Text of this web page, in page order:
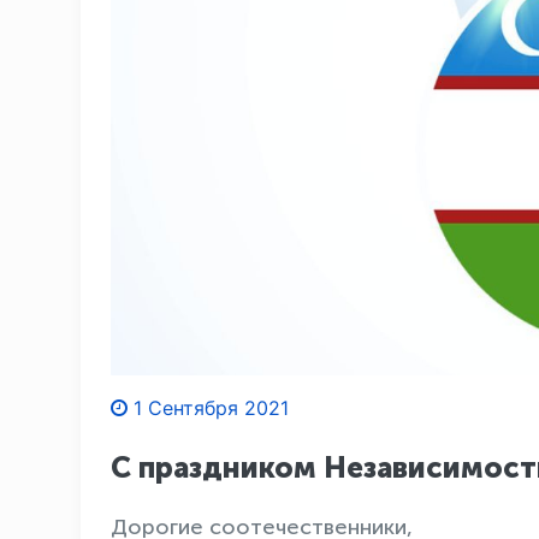
1 Сентября 2021
С праздником
Дорогие соотечественники,